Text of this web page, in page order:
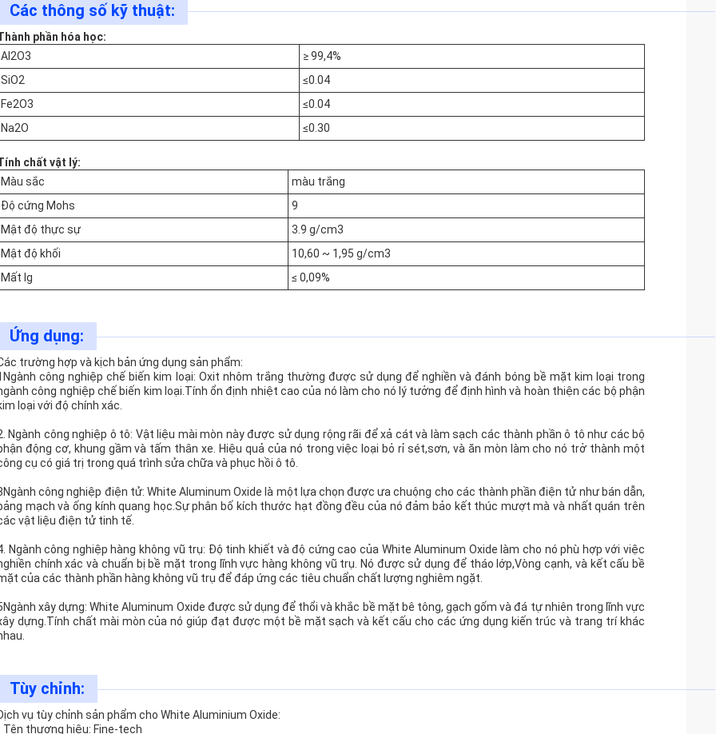
Các thông số kỹ thuật:
phần hóa học:
Al2O3
≥ 99,4%
SiO2
≤0.04
Fe2O3
≤0.04
Na2O
≤0.30
chất vật lý:
Màu sắc
màu trắng
Độ cứng Mohs
9
Mật độ thực sự
3.9 g/cm3
Mật độ khối
10,60 ~ 1,95 g/cm3
Mất Ig
≤ 0,09%
Ứng dụng:
trường hợp và kịch bản ứng dụng sản phẩm:
công nghiệp chế biến kim loại: Oxit nhôm trắng thường được sử dụng để nghiền và đánh bóng bề mặt kim loại trong
công nghiệp chế biến kim loại.Tính ổn định nhiệt cao của nó làm cho nó lý tưởng để định hình và hoàn thiện các bộ phận
loại với độ chính xác.
Ngành công nghiệp ô tô: Vật liệu mài mòn này được sử dụng rộng rãi để xả cát và làm sạch các thành phần ô tô như các bộ
động cơ, khung gầm và tấm thân xe. Hiệu quả của nó trong việc loại bỏ rỉ sét,sơn, và ăn mòn làm cho nó trở thành một
cụ có giá trị trong quá trình sửa chữa và phục hồi ô tô.
công nghiệp điện tử: White Aluminum Oxide là một lựa chọn được ưa chuộng cho các thành phần điện tử như bán dẫn,
mạch và ống kính quang học.Sự phân bố kích thước hạt đồng đều của nó đảm bảo kết thúc mượt mà và nhất quán trên
vật liệu điện tử tinh tế.
Ngành công nghiệp hàng không vũ trụ: Độ tinh khiết và độ cứng cao của White Aluminum Oxide làm cho nó phù hợp với việc
chính xác và chuẩn bị bề mặt trong lĩnh vực hàng không vũ trụ. Nó được sử dụng để tháo lớp,Vòng cạnh, và kết cấu bề
của các thành phần hàng không vũ trụ để đáp ứng các tiêu chuẩn chất lượng nghiêm ngặt.
xây dựng: White Aluminum Oxide được sử dụng để thổi và khắc bề mặt bê tông, gạch gốm và đá tự nhiên trong lĩnh vực
dựng.Tính chất mài mòn của nó giúp đạt được một bề mặt sạch và kết cấu cho các ứng dụng kiến trúc và trang trí khác
Tùy chỉnh:
vụ tùy chỉnh sản phẩm cho White Aluminium Oxide:
Tên thương hiệu: Fine-tech